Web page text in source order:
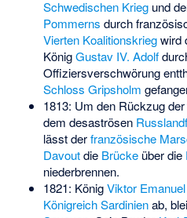
Schwedischen Kriegund
Pommerns durch
Vierten Koalitionskriegwird
KönigGustav IV. Adolf
Offiziersverschwörung
Schloss Gripsholm
1813: Um den Rückzug der
dem desaströsen
lässt derfranzösische
Davoutdie Brückeüber die
niederbrennen.
1821: KönigViktor
Königreich Sardinienab,